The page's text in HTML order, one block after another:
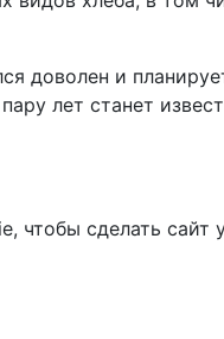
доволен и
лет станет
чтобы сделать сайт